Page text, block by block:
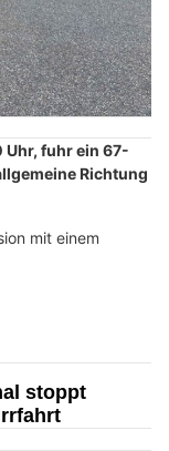
Uhr, fuhr ein 67-
Richtung
mit einem
stoppt